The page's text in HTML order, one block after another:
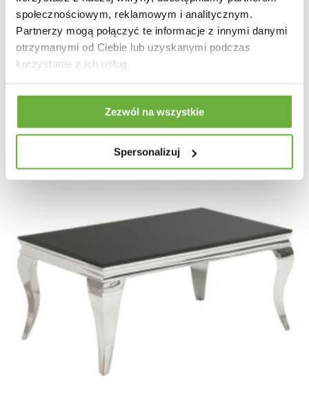
społecznościowym, reklamowym i analitycznym.
Partnerzy mogą połączyć te informacje z innymi danymi
otrzymanymi od Ciebie lub uzyskanymi podczas
korzystania z ich usług.
Zezwól na wszystkie
Spersonalizuj
STOLIK KAWOWY MAMMUT X AKACJA
1 087,56 zł 1 221,98 zł